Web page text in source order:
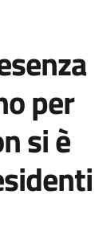
per
si è